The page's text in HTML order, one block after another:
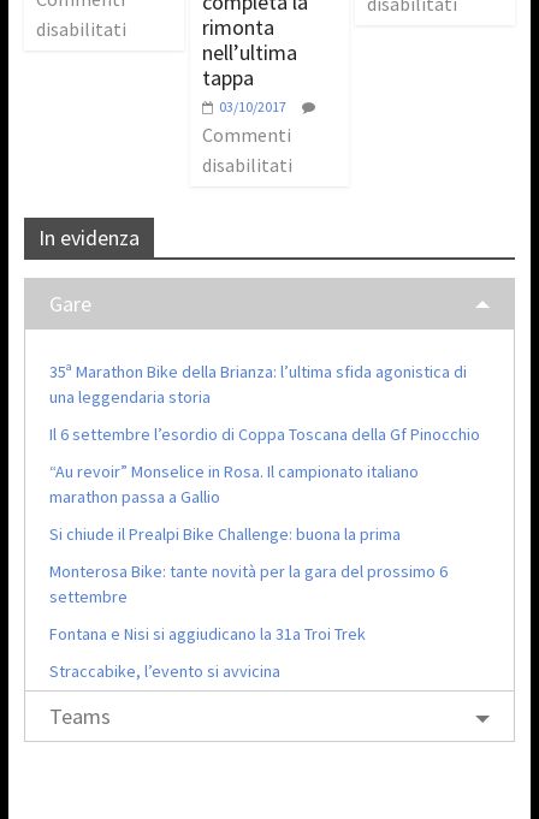
disabilitati
rimonta
nell’ultima
tappa
03/10/2017
Commenti
disabilitati
In evidenza
Gare
35ª Marathon Bike della Brianza: l’ultima sfida agonistica di
una leggendaria storia
Il 6 settembre l’esordio di Coppa Toscana della Gf Pinocchio
“Au revoir” Monselice in Rosa. Il campionato italiano
marathon passa a Gallio
Si chiude il Prealpi Bike Challenge: buona la prima
Monterosa Bike: tante novità per la gara del prossimo 6
settembre
Fontana e Nisi si aggiudicano la 31a Troi Trek
Straccabike, l’evento si avvicina
Teams